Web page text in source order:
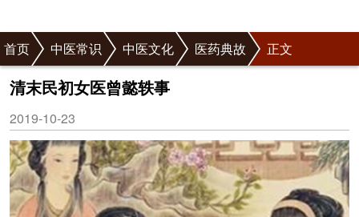
首页 中医常识 中医文化 医药典故 正文
清末民初女医曾懿轶事
2019-10-23